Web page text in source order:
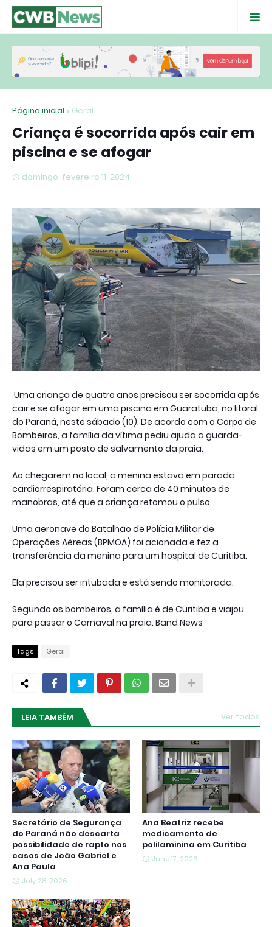
Página inicial Geral
Criança é socorrida após cair em
piscina e se afogar
domingo, fevereiro 11, 2024
Uma criança de quatro anos precisou ser socorrida após
cair e se afogar em uma piscina em Guaratuba, no litoral
do Paraná, neste sábado (10). De acordo com o Corpo de
Bombeiros, a família da vítima pediu ajuda a guarda-
vidas em um posto de salvamento da praia.
Ao chegarem no local, a menina estava em parada
cardiorrespiratória. Foram cerca de 40 minutos de
manobras, até que a criança retomou o pulso.
Uma aeronave do Batalhão de Polícia Militar de
Operações Aéreas (BPMOA) foi acionada e fez a
transferência da menina para um hospital de Curitiba.
Ela precisou ser intubada e está sendo monitorada.
Segundo os bombeiros, a família é de Curitiba e viajou
para passar o Carnaval na praia. Band News
Tags Geral
LEIA TAMBÉM Ver todos
Secretário de Segurança
do Paraná não descarta
possibilidade de rapto nos
casos de João Gabriel e
Ana Paula
July 28, 2026
Ana Beatriz recebe
medicamento de
polilaminina em Curitiba
June 17, 2026